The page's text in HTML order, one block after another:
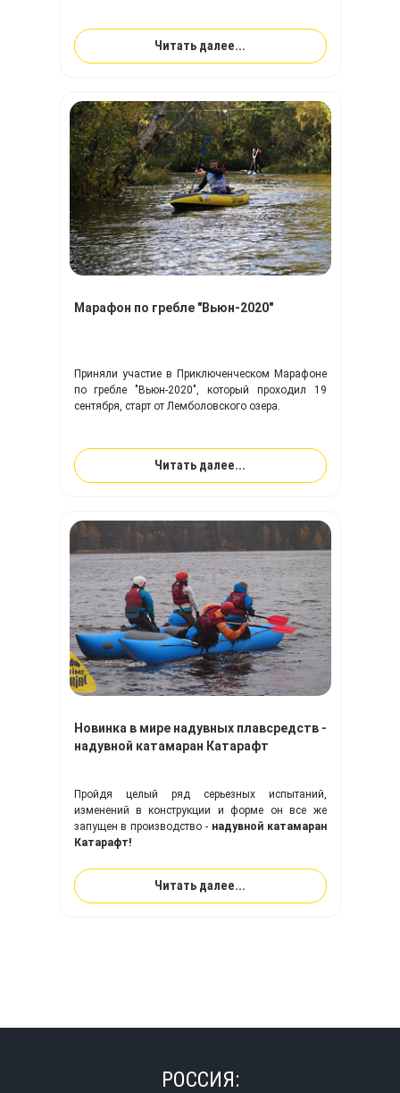
Читать далее...
Марафон по гребле "Вьюн-2020"
Приняли участие в Приключенческом Марафоне
по гребле "Вьюн-2020", который проходил 19
сентября, старт от Лемболовского озера.
Читать далее...
Новинка в мире надувных плавсредств -
надувной катамаран Катарафт
Пройдя целый ряд серьезных испытаний,
изменений в конструкции и форме он все же
запущен в производство - надувной катамаран
Катарафт!
Читать далее...
РОССИЯ: